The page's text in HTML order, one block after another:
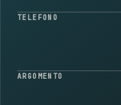
TELEFONO
ARGOMENTO